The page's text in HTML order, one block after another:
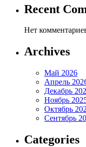
Recent
Нет
Archives
Май 2026
Апрель
Декабрь
Ноябрь
Октябрь
Сентябрь
Categories